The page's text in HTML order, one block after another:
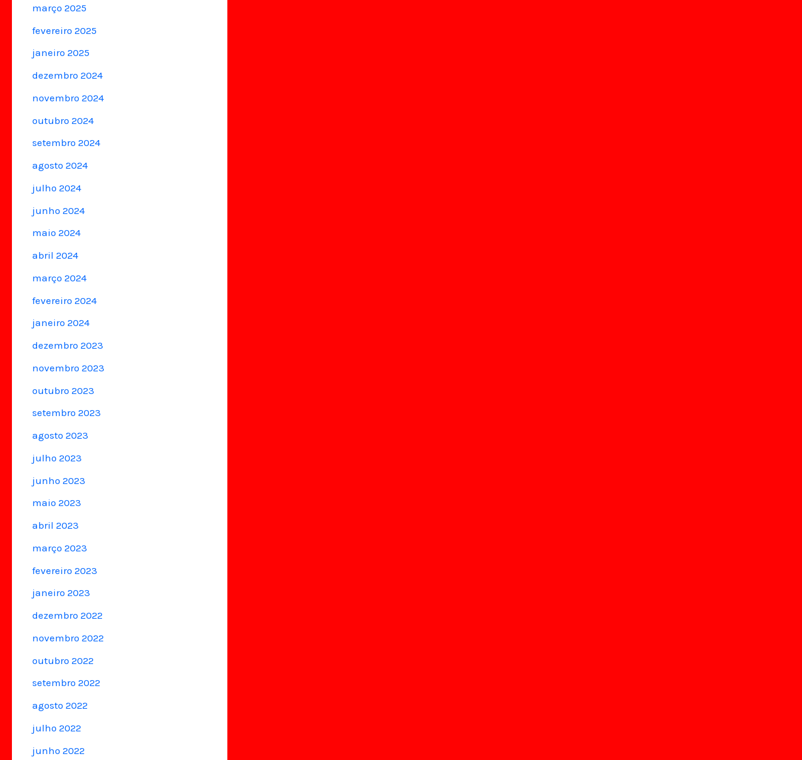
março 2025
fevereiro 2025
janeiro 2025
dezembro 2024
novembro 2024
outubro 2024
setembro 2024
agosto 2024
julho 2024
junho 2024
maio 2024
abril 2024
março 2024
fevereiro 2024
janeiro 2024
dezembro 2023
novembro 2023
outubro 2023
setembro 2023
agosto 2023
julho 2023
junho 2023
maio 2023
abril 2023
março 2023
fevereiro 2023
janeiro 2023
dezembro 2022
novembro 2022
outubro 2022
setembro 2022
agosto 2022
julho 2022
junho 2022